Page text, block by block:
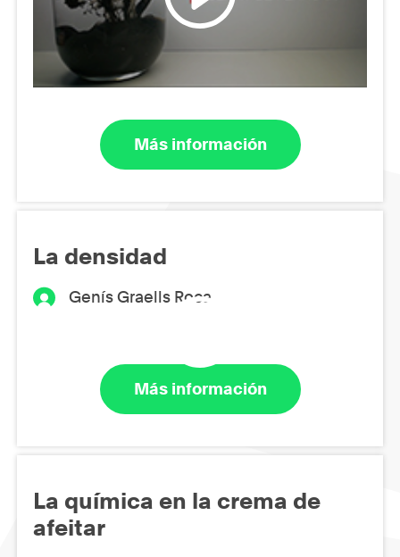
Más información
La densidad
Genís Graells Roca
Más información
La química en la crema de
afeitar